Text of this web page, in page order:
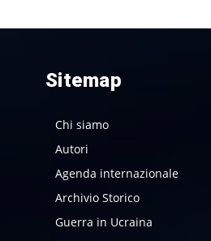
Sitemap
Chi siamo
Autori
Agenda internazionale
Archivio Storico
Guerra in Ucraina